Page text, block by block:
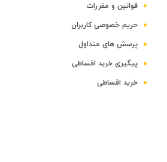
قوانین و مقررات
حریم خصوصی کاربران
پرسش های متداول
پیگیری خرید اقساطی
خرید اقساطی